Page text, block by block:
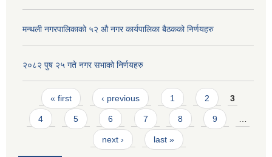
मन्थली नगरपालिकाको ५२ औ नगर कार्यपालिका बैठकको निर्णयहरु
२०८२ पुष २५ गते नगर सभाको निर्णयहरु
Pages
« first ‹ previous 1 2 3
4 5 6 7 8 9
next › last »